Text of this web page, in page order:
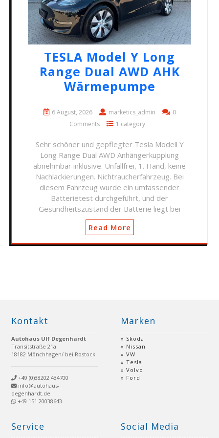
TESLA Model Y Long
Range Dual AWD AHK
Wärmepumpe
6 August, 2026 marketics_admin
0
Comments
1 category
Sehr schöner und gepflegter Tesla Modell Y
Long Range Dual AWD Anhängerkupplung
abnehmbar inklusive. Unfallfrei, 1. Hand, keine
Nachlackierungen. Nichtraucherfahrzeug. Bei
diesem Fahrzeug wurde ein umfassender
Batterietest durchgeführt, und der
Gesundheitszustand der Batterie liegt bei
Read More
Kontakt
Autohaus Ulf Degenhardt
Transitstraße 21a
18182 Mönchhagen/ bei Rostock
+49 (0)38202 434700
info@autohaus-
degenhardt.de
+49 151 20038643
Marken
Skoda
Nissan
VW
Tesla
Volvo
Ford
Service Social Media